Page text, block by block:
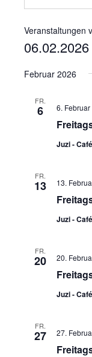
i
b
s
i
e
Veranstaltungen
06.02.2026
a
Februar 2026
FR.
6 6. Februar
Juzi - Café
FR.
13 13.
Juzi - Café
FR.
20 20.
Juzi - Café
FR.
27 27.